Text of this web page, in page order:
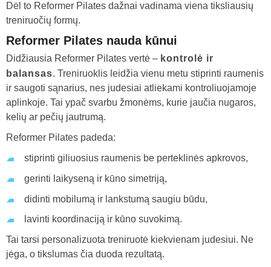
Dėl to Reformer Pilates dažnai vadinama viena tiksliausių
treniruočių formų.
Reformer Pilates nauda kūnui
Didžiausia Reformer Pilates vertė – kontrolė ir
balansas. Treniruoklis leidžia vienu metu stiprinti raumenis
ir saugoti sąnarius, nes judesiai atliekami kontroliuojamoje
aplinkoje. Tai ypač svarbu žmonėms, kurie jaučia nugaros,
kelių ar pečių jautrumą.
Reformer Pilates padeda:
stiprinti giliuosius raumenis be perteklinės apkrovos,
gerinti laikyseną ir kūno simetriją,
didinti mobilumą ir lankstumą saugiu būdu,
lavinti koordinaciją ir kūno suvokimą.
Tai tarsi personalizuota treniruotė kiekvienam judesiui. Ne
jėga, o tikslumas čia duoda rezultatą.